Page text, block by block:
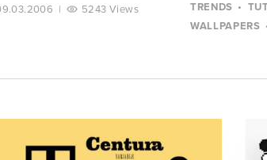
| 5243 Views
TRENDS
WALLPAPERS